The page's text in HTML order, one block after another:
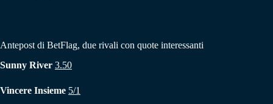
Antepost di BetFlag, due rivali con quote interessanti
Sunny River 3.50
Vincere Insieme 5/1